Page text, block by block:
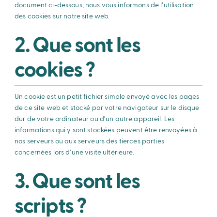
Adhérent
document ci-dessous, nous vous informons de l’utilisation
des cookies sur notre site web.
2. Que sont les
cookies ?
Un cookie est un petit fichier simple envoyé avec les pages
de ce site web et stocké par votre navigateur sur le disque
dur de votre ordinateur ou d’un autre appareil. Les
informations qui y sont stockées peuvent être renvoyées à
nos serveurs ou aux serveurs des tierces parties
concernées lors d’une visite ultérieure.
3. Que sont les
scripts ?